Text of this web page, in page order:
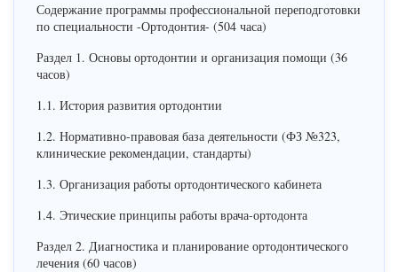
Содержание программы профессиональной переподготовки
по специальности -Ортодонтия- (504 часа)
Раздел 1. Основы ортодонтии и организация помощи (36
часов)
1.1. История развития ортодонтии
1.2. Нормативно-правовая база деятельности (ФЗ №323,
клинические рекомендации, стандарты)
1.3. Организация работы ортодонтического кабинета
1.4. Этические принципы работы врача-ортодонта
Раздел 2. Диагностика и планирование ортодонтического
лечения (60 часов)